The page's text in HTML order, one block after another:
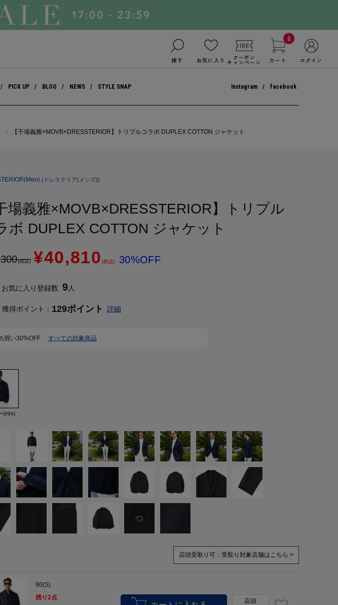
探す お気に入り クーポン
キャンペーン
0
カート ログイン
PICK UP BLOG NEWS STYLE SNAP Instagram facebook
【干場義雅×MOVB×DRESSTERIOR】トリプルコラボ DUPLEX COTTON ジャケット
(ドレステリア(メンズ))
場義雅×MOVB×DRESSTERIOR】トリプル
ボ DUPLEX COTTON ジャケット
(税込) ¥40,810 (税込) 30%OFF
お気に入り登録数 9人
獲得ポイント： 129ポイント 詳細
買い30%OFF すべての対象商品
(094)
店頭受取り可： 受取り対象店舗はこちら >
90(S)
残り2点
店頭